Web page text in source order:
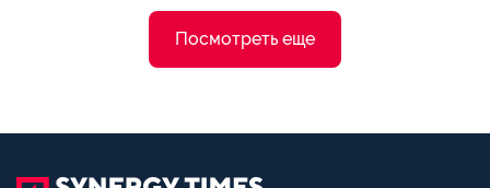
Посмотреть еще